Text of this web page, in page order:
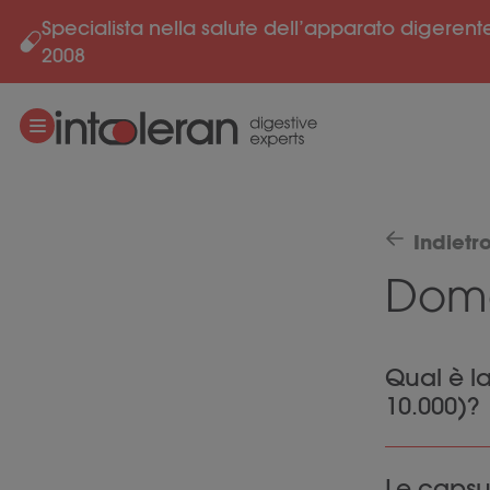
Salta al contenuto
Specialista nella salute dell’apparato
2008
Indietro
Qual è
10.000)?